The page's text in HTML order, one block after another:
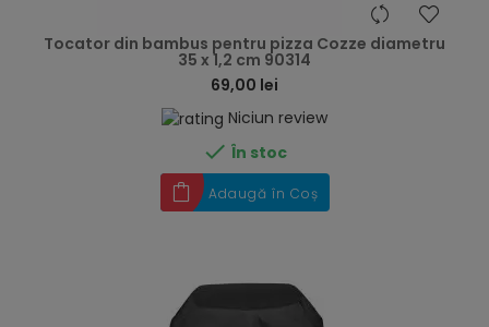
Tocator din bambus pentru pizza Cozze diametru
35 x 1,2 cm 90314
69,00 lei
Niciun review
 În stoc
Adaugă în Coș